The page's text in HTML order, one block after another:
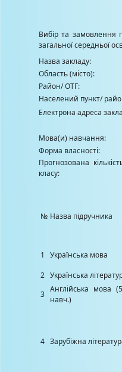
Вибір та замовлення
загальної середньої
Назва закладу:
Область (місто):
Район/ ОТГ:
Населений пункт/
Електрона адреса
Мова(и) навчання:
Форма власності:
Прогнозована
класу:
№ Назва підручника
1 Українська мова
2 Українська
3
Англійська мова
навч.)
4 Зарубіжна